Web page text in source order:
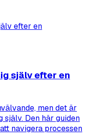
själv efter en
men det är
Den här guiden
navigera processen